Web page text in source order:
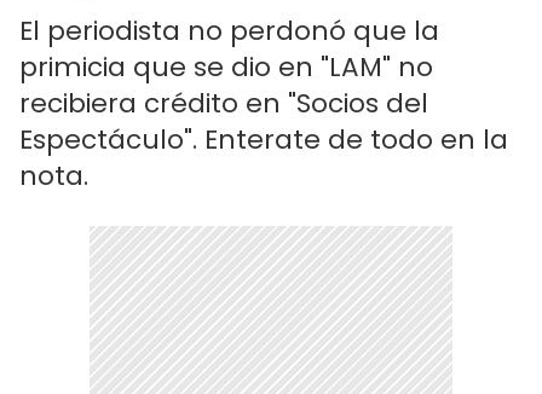
El periodista no perdonó que la
primicia que se dio en "LAM" no
recibiera crédito en "Socios del
Espectáculo". Enterate de todo en la
nota.